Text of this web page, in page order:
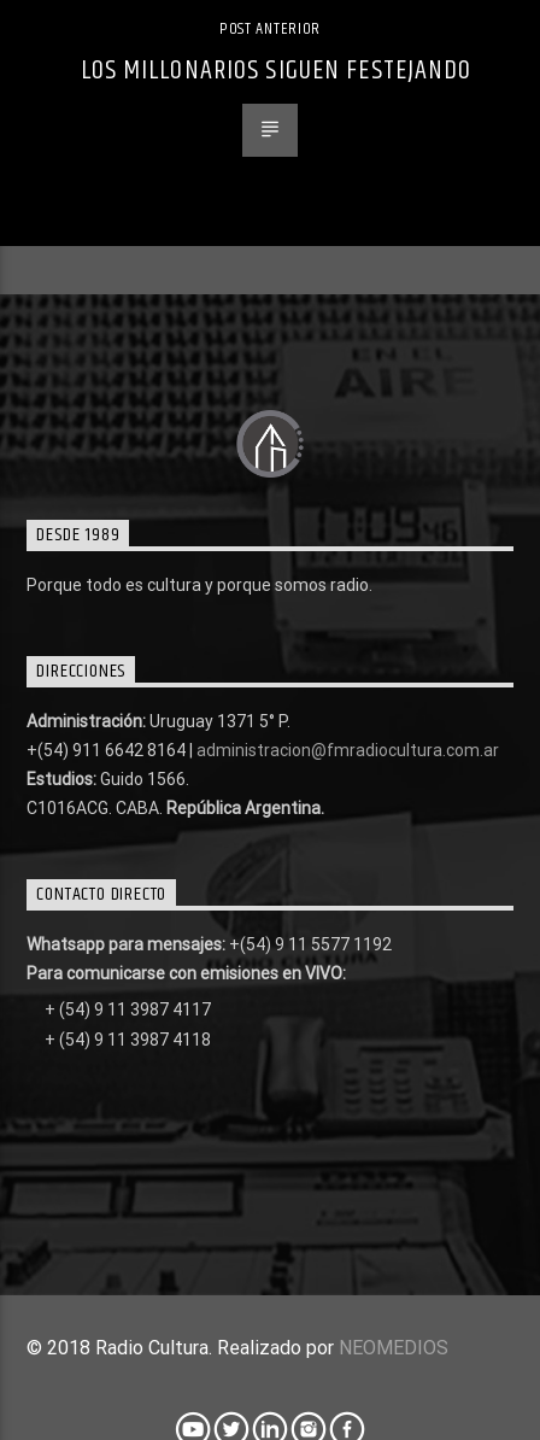
POST ANTERIOR
LOS MILLONARIOS SIGUEN FESTEJANDO
DESDE 1989
Porque todo es cultura y porque somos radio.
DIRECCIONES
Administración:Uruguay 1371 5° P.
+(54) 911 6642 8164 | administracion@fmradiocultura.com.ar
Estudios:Guido 1566.
C1016ACG . CABA. República Argentina.
CONTACTO DIRECTO
Whatsapp para mensajes: +(54) 9 11 5577 1192
Para comunicarse con emisiones en VIVO:
+ (54) 9 11 3987 4117
+ (54) 9 11 3987 4118
© 2018 Radio Cultura. Realizado por NEOMEDIOS